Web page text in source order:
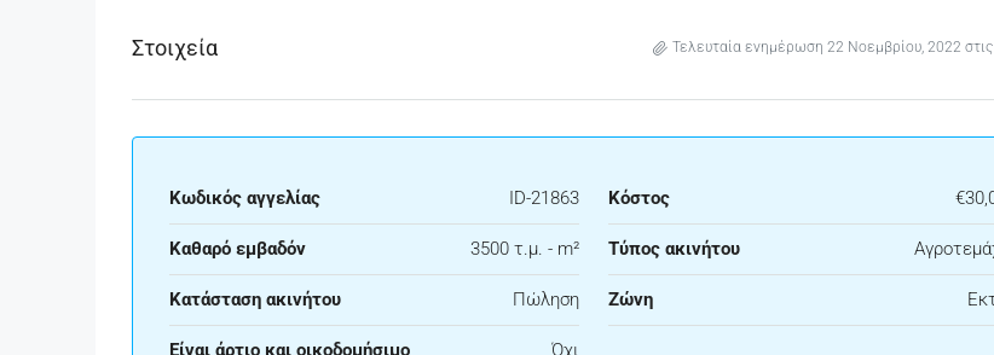
Στοιχεία Τελευταία ενημέρωση 22 Νοεμβρίου, 2022
Κωδικός αγγελίας ID-21863 Κόστος
Καθαρό εμβαδόν 3500 τ.μ. - m² Τύπος ακινήτου
Κατάσταση ακινήτου Πώληση Ζώνη
Είναι άρτιο και οικοδομήσιμο Όχι